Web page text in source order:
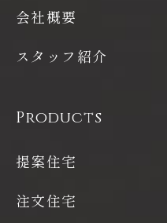
会社概要
スタッフ紹介
Products
提案住宅
注文住宅